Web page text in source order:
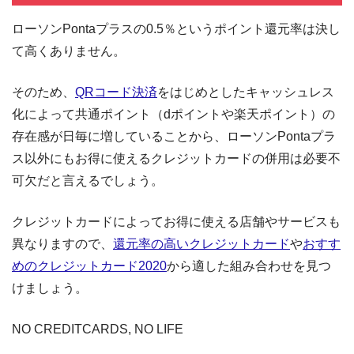
ローソンPontaプラスの0.5％というポイント還元率は決し
て高くありません。
そのため、 QRコード決済をはじめとしたキャッシュレス
化によって共通ポイント（dポイントや楽天ポイント）の
存在感が日毎に増していることから、ローソンPontaプラ
ス以外にもお得に使えるクレジットカードの併用は必要不
可欠だと言えるでしょう。
クレジットカードによってお得に使える店舗やサービスも
異なりますので、 還元率の高いクレジットカードやおすす
めのクレジットカード2020から適した組み合わせを見つ
けましょう。
NO CREDITCARDS, NO LIFE